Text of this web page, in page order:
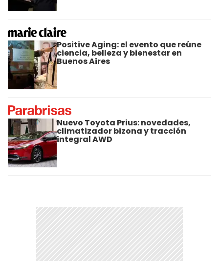
Positive Aging: el evento que reúne
ciencia, belleza y bienestar en
Buenos Aires
Nuevo Toyota Prius: novedades,
climatizador bizona y tracción
integral AWD